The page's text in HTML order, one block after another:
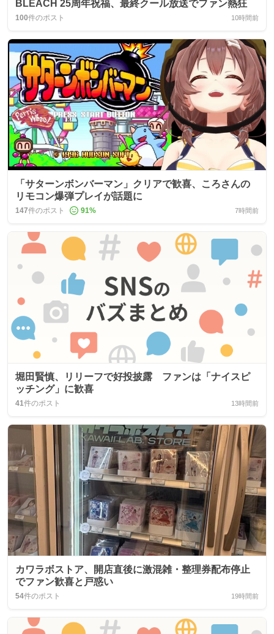
BLEACH 25周年祝福、最終クール放送でファン熱狂
100件のポスト 10時間前
「サターンボンバーマン」クリアで歓喜、ころさんの
リモコン爆弾プレイが話題に
147件のポスト 91% 7時間前
堀田賢慎、リリーフで好投披露 ファンは「ナイスピ
ッチング」に歓喜
41件のポスト 13時間前
カワラボストア、開店直後に激混雑・整理券配布停止
でファン歓喜と戸惑い
54件のポスト 19時間前